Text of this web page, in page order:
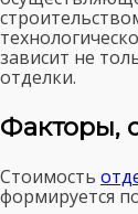
зависит не
отделки.
Факторы,
Стоимость
формируется